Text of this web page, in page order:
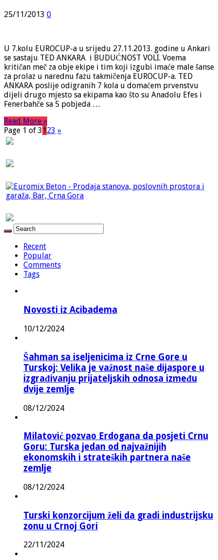
25/11/2013 0
U 7.kolu EUROCUP-a u srijedu 27.11.2013. godine u Ankari
se sastaju TED ANKARA i BUDUĆNOST VOLI. Voema
kritičan meč za obje ekipe i tim koji izgubi imaće male šanse
za prolaz u narednu fazu takmičenja EUROCUP-a. TED
ANKARA poslije odigranih 7 kola u domaćem prvenstvu
dijeli drugo mjesto sa ekipama kao što su Anadolu Efes i
Fenerbahče sa 5 pobjeda …
Read More »
Page 1 of 3123 »
Recent
Popular
Comments
Tags
Novosti iz Acibadema
10/12/2024
Šahman sa iseljenicima iz Crne Gore u
Turskoj: Velika je važnost naše dijaspore u
izgrađivanju prijateljskih odnosa između
dvije zemlje
08/12/2024
Milatović pozvao Erdogana da posjeti Crnu
Goru: Turska jedan od najvažnijih
ekonomskih i strateških partnera naše
zemlje
08/12/2024
Turski konzorcijum želi da gradi industrijsku
zonu u Crnoj Gori
22/11/2024